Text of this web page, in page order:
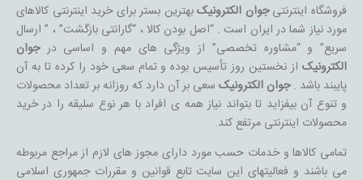
فروشگاه اینترنتیجوان الکترونیکبهترین بستر برای خرید اینترنتی کالاهای
مورد نیاز شما در ایران است . “اصل بودن کالا ، “گارانتی بازگشت” ، ” ارسال
سریع” و “مشاوره تخصصی” از ویژگی های مهم و اساسی درجوان
الکترونیکاز نخستین روز تأسیس بوده و تمام سعی خود را کرده تا به آن
پایبند باشد .جوان الکترونیکسعی بر آن دارد که روزانه بر تعداد محصولات
و تنوع آن بیفزاید تا بتواند نیاز همه ی افراد با هر نوع سلیقه را در خرید
محصولات اینترنتی مرتفع کند.
تمامی کالاها و خدمات حسب مورد دارای مجوز های لازم از مراجع مربوطه
می باشند و فعالیتهای این سایت تابع قوانین و مقررات جمهوری اسلامی